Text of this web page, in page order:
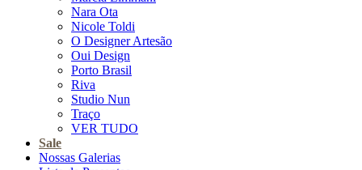
Nara Ota
Nicole Toldi
O Designer Artesão
Oui Design
Porto Brasil
Riva
Studio Nun
Traço
VER TUDO
Sale
Nossas Galerias